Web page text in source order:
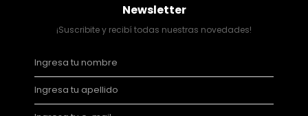
Newsletter
¡Suscribite y recibí todas nuestras novedades!